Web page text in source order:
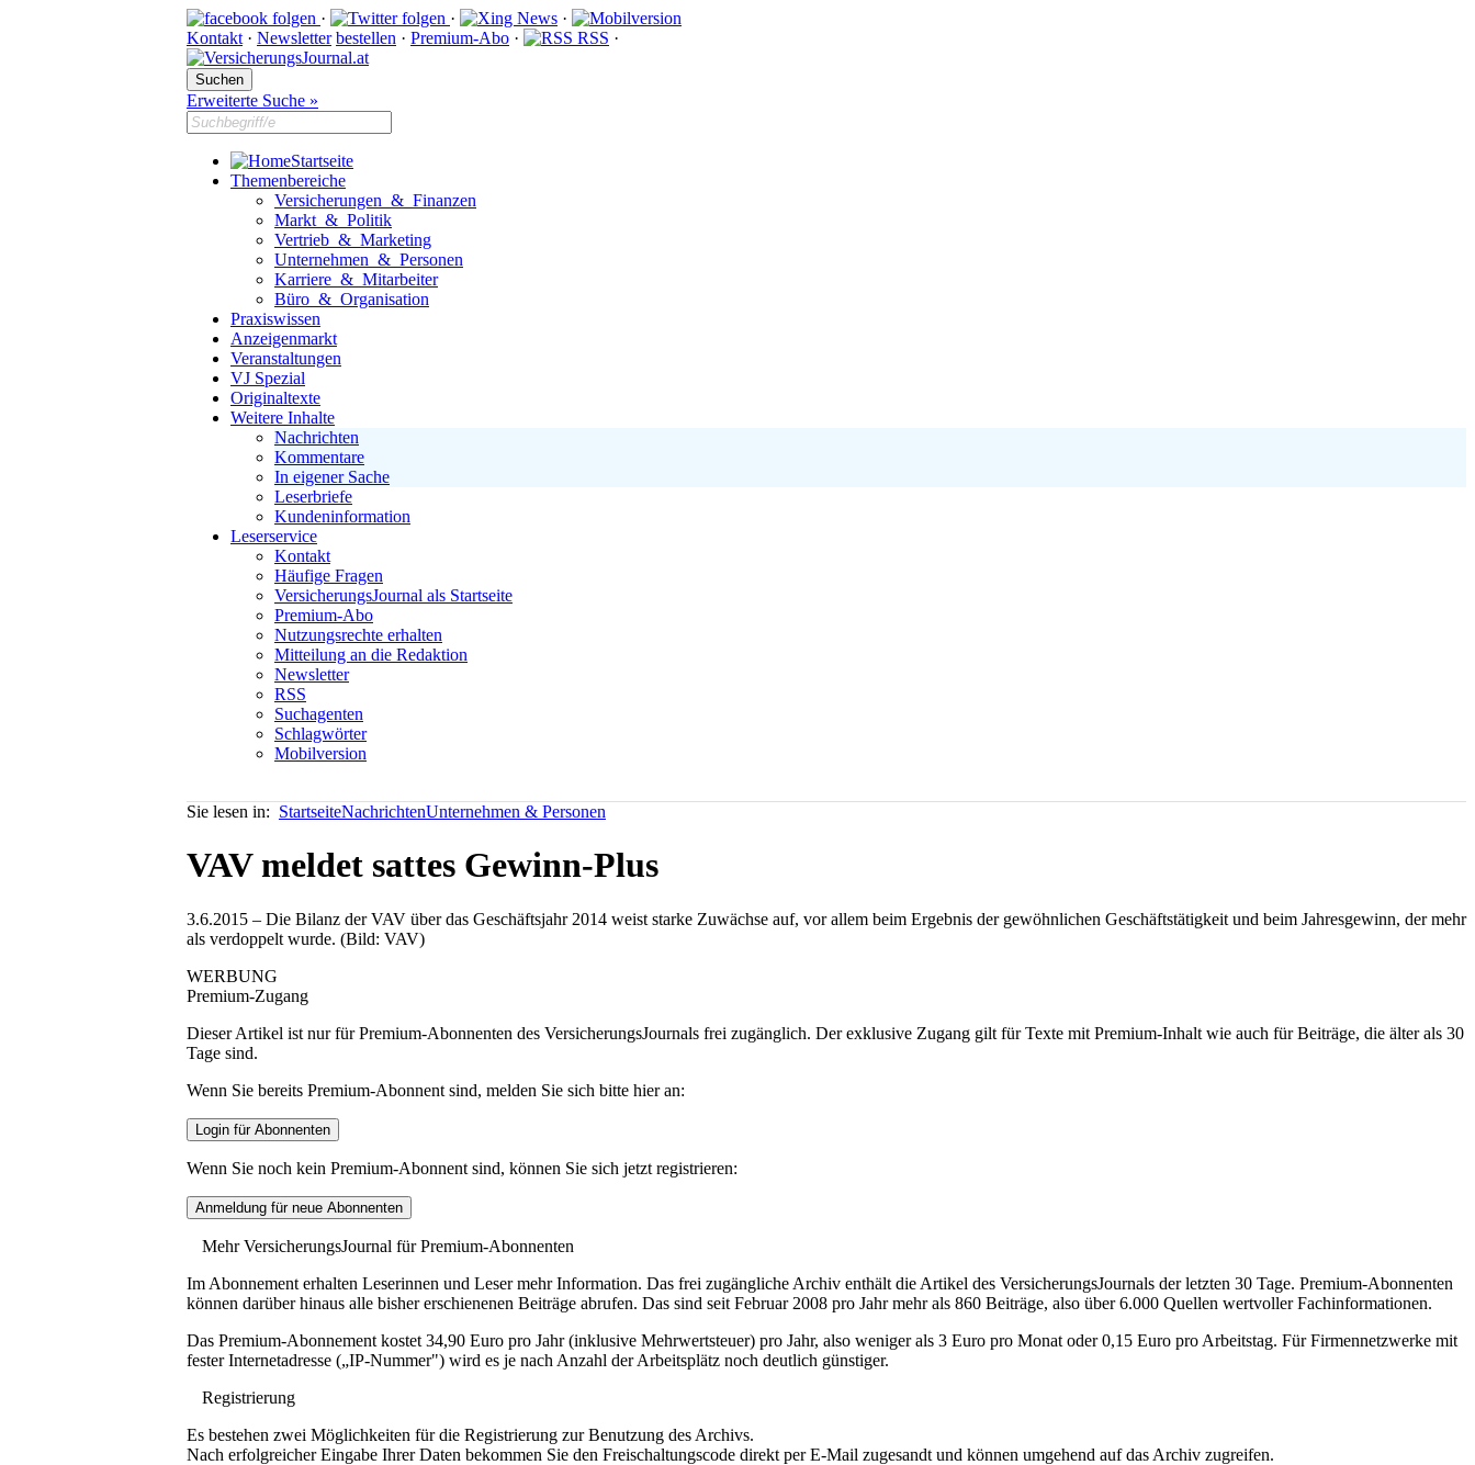
· ·
·
Kontakt · Newsletter bestellen · Premium-Abo · RSS ·
Erweiterte Suche »
Startseite
Themenbereiche
Versicherungen & Finanzen
Markt & Politik
Vertrieb & Marketing
Unternehmen & Personen
Karriere & Mitarbeiter
Büro & Organisation
Praxiswissen
Anzeigenmarkt
Veranstaltungen
VJ Spezial
Originaltexte
Weitere Inhalte
Nachrichten
Kommentare
In eigener Sache
Leserbriefe
Kundeninformation
Leserservice
Kontakt
Häufige Fragen
VersicherungsJournal als Startseite
Premium-Abo
Nutzungsrechte erhalten
Mitteilung an die Redaktion
Newsletter
RSS
Suchagenten
Schlagwörter
Mobilversion
Sie lesen in: StartseiteNachrichtenUnternehmen & Personen
VAV meldet sattes Gewinn-Plus
3.6.2015 – Die Bilanz der VAV über das Geschäftsjahr 2014 weist starke Zuwächse auf, vor allem beim Ergebnis der gewöhnlichen Geschäftstätigkeit und beim Jahresgewinn, der mehr
als verdoppelt wurde. (Bild: VAV)
WERBUNG
Premium-Zugang
Dieser Artikel ist nur für Premium-Abonnenten des VersicherungsJournals frei zugänglich. Der exklusive Zugang gilt für Texte mit Premium-Inhalt wie auch für Beiträge, die älter als 30
Tage sind.
Wenn Sie bereits Premium-Abonnent sind, melden Sie sich bitte hier an:
Wenn Sie noch kein Premium-Abonnent sind, können Sie sich jetzt registrieren:
Mehr VersicherungsJournal für Premium-Abonnenten
Im Abonnement erhalten Leserinnen und Leser mehr Information. Das frei zugängliche Archiv enthält die Artikel des VersicherungsJournals der letzten 30 Tage. Premium-Abonnenten
können darüber hinaus alle bisher erschienenen Beiträge abrufen. Das sind seit Februar 2008 pro Jahr mehr als 860 Beiträge, also über 6.000 Quellen wertvoller Fachinformationen.
Das Premium-Abonnement kostet 34,90 Euro pro Jahr (inklusive Mehrwertsteuer) pro Jahr, also weniger als 3 Euro pro Monat oder 0,15 Euro pro Arbeitstag. Für Firmennetzwerke mit
fester Internetadresse („IP-Nummer") wird es je nach Anzahl der Arbeitsplätz noch deutlich günstiger.
Registrierung
Es bestehen zwei Möglichkeiten für die Registrierung zur Benutzung des Archivs.
Nach erfolgreicher Eingabe Ihrer Daten bekommen Sie den Freischaltungscode direkt per E-Mail zugesandt und können umgehend auf das Archiv zugreifen.